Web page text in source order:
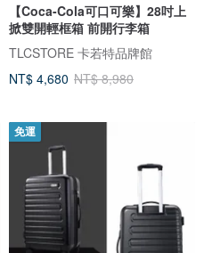
【Coca-Cola可口可樂】28吋上
掀雙開輕框箱 前開行李箱
TLCSTORE 卡若特品牌館
NT$ 4,680 NT$ 8,980
免運